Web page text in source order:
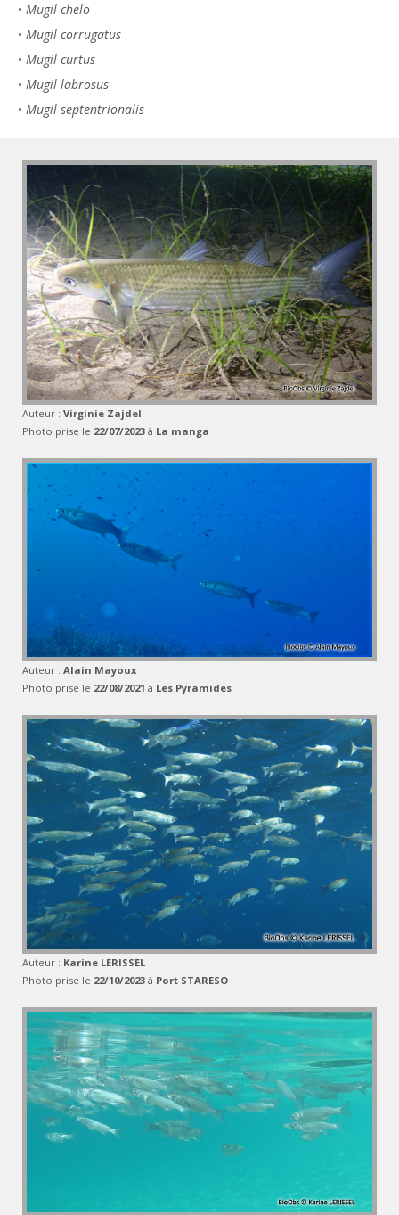
• Mugil chelo
• Mugil corrugatus
• Mugil curtus
• Mugil labrosus
• Mugil septentrionalis
Auteur : Virginie Zajdel
Photo prise le 22/07/2023 à La manga
Auteur : Alain Mayoux
Photo prise le 22/08/2021 à Les Pyramides
Auteur : Karine LERISSEL
Photo prise le 22/10/2023 à Port STARESO